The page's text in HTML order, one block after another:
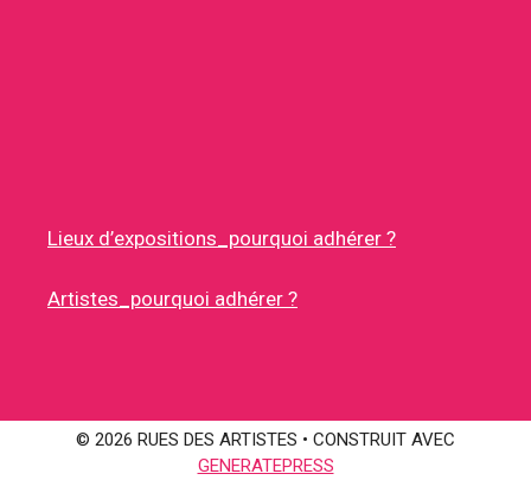
Lieux d’expositions_pourquoi adhérer ?
Artistes_pourquoi adhérer ?
© 2026 RUES DES ARTISTES • CONSTRUIT AVEC
GENERATEPRESS